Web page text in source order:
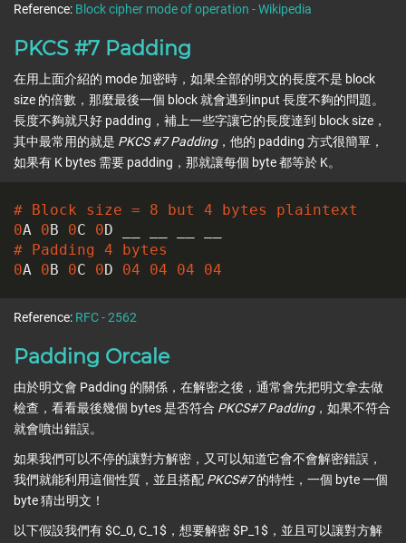
Reference: Block cipher mode of operation - Wikipedia
PKCS #7 Padding
在用上面介紹的 mode 加密時，如果全部的明文的長度不是 block
size 的倍數，那麼最後一個 block 就會遇到input 長度不夠的問題。
長度不夠就只好 padding，補上一些字讓它的長度達到 block size，
其中最常用的就是 PKCS #7 Padding，他的 padding 方式很簡單，
如果有 K bytes 需要 padding，那就讓每個 byte 都等於 K。
# Block size = 8 but 4 bytes plaintext
0A 0B 0C 0
# Padding 4 bytes
0A 0B 0C 0D 04 04 04 04
Reference: RFC - 2562
Padding Orcale
由於明文會 Padding 的關係，在解密之後，通常會先把明文拿去做
檢查，看看最後幾個 bytes 是否符合 PKCS#7 Padding，如果不符合
就會噴出錯誤。
如果我們可以不停的讓對方解密，又可以知道它會不會解密錯誤，
我們就能利用這個性質，並且搭配 PKCS#7的特性，一個 byte 一個
byte 猜出明文！
以下假設我們有 $C_0, C_1$，想要解密 $P_1$，並且可以讓對方解